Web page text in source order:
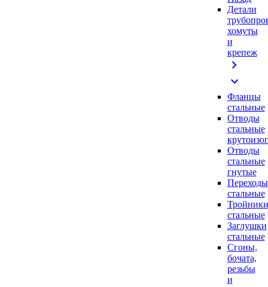
Детали
хомуты
и
крепеж
chevron_right
expand_more
Фланцы
стальные
Отводы
стальные
Отводы
стальные
гнутые
Переходы
стальные
Тройники
стальные
Заглушки
стальные
Сгоны,
бочата,
резьбы
и